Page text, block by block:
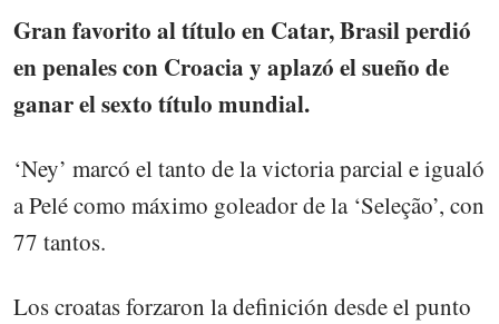
Gran favorito al título en Catar, Brasil perdió
en penales con Croacia y aplazó el sueño de
ganar el sexto título mundial.
‘Ney’ marcó el tanto de la victoria parcial e igualó
a Pelé como máximo goleador de la ‘Seleção’, con
77 tantos.
Los croatas forzaron la definición desde el punto